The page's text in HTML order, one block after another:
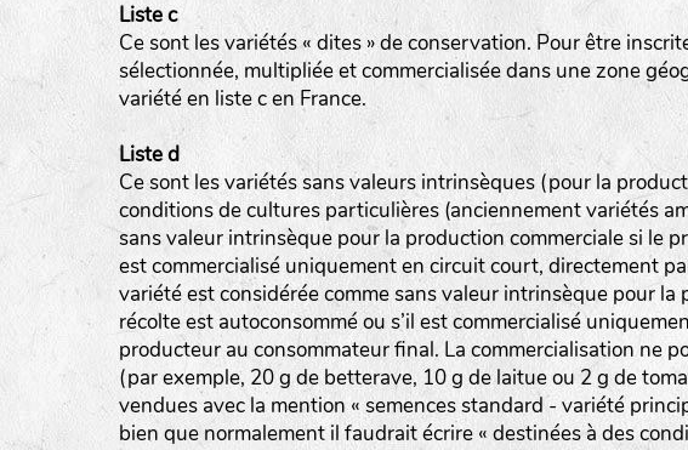
Liste c
Ce sont les variétés « dites » de conservation. Pour être
sélectionnée, multipliée et commercialisée dans une zone
variété en liste c en France.
Liste d
Ce sont les variétés sans valeurs intrinsèques (pour la
conditions de cultures particulières (anciennement variétés
sans valeur intrinsèque pour la production commerciale si le
est commercialisé uniquement en circuit court, directement
variété est considérée comme sans valeur intrinsèque pour
récolte est autoconsommé ou s’il est commercialisé
producteur au consommateur final. La commercialisation ne
(par exemple, 20 g de betterave, 10 g de laitue ou 2 g de
vendues avec la mention « semences standard - variété
bien que normalement il faudrait écrire « destinées à des